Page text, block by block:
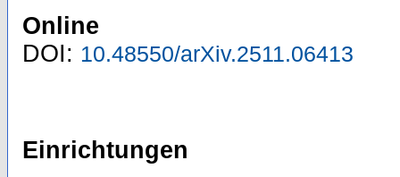
Online
DOI: 10.48550/arXiv.2511.06413
Einrichtungen